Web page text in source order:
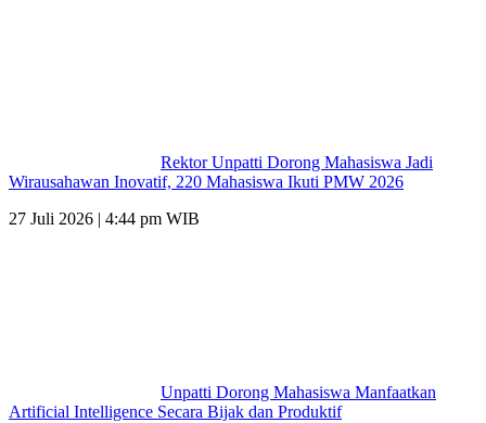
Rektor Unpatti Dorong Mahasiswa Jadi
Wirausahawan Inovatif, 220 Mahasiswa Ikuti PMW 2026
27 Juli 2026 | 4:44 pm WIB
Unpatti Dorong Mahasiswa Manfaatkan
Artificial Intelligence Secara Bijak dan Produktif